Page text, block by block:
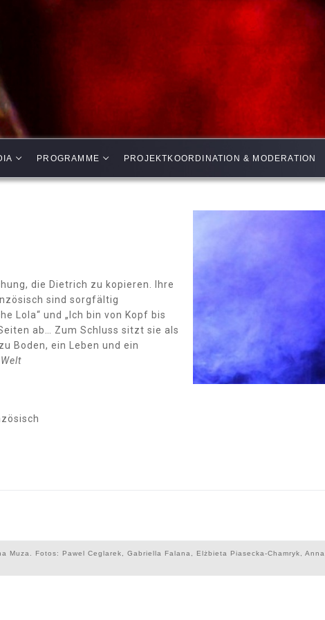
PROGRAMME PROJEKTKOORDINATION & MODERATION
die Dietrich zu kopieren. Ihre
sind sorgfältig
Lola“ und „Ich bin von Kopf bis
ab… Zum Schluss sitzt sie als
Boden, ein Leben und ein
Muza. Fotos: Pawel Ceglarek, Gabriella Falana, Elżbieta Piasecka-Chamryk,